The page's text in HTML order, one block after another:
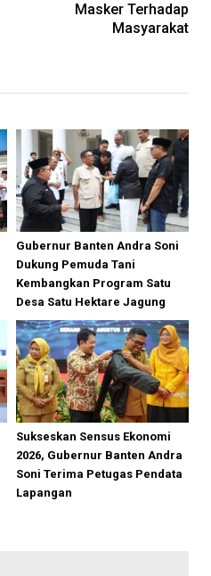
Masker Terhadap
Masyarakat
Gubernur Banten Andra Soni
Dukung Pemuda Tani
Kembangkan Program Satu
Desa Satu Hektare Jagung
Sukseskan Sensus Ekonomi
2026, Gubernur Banten Andra
Soni Terima Petugas Pendata
Lapangan